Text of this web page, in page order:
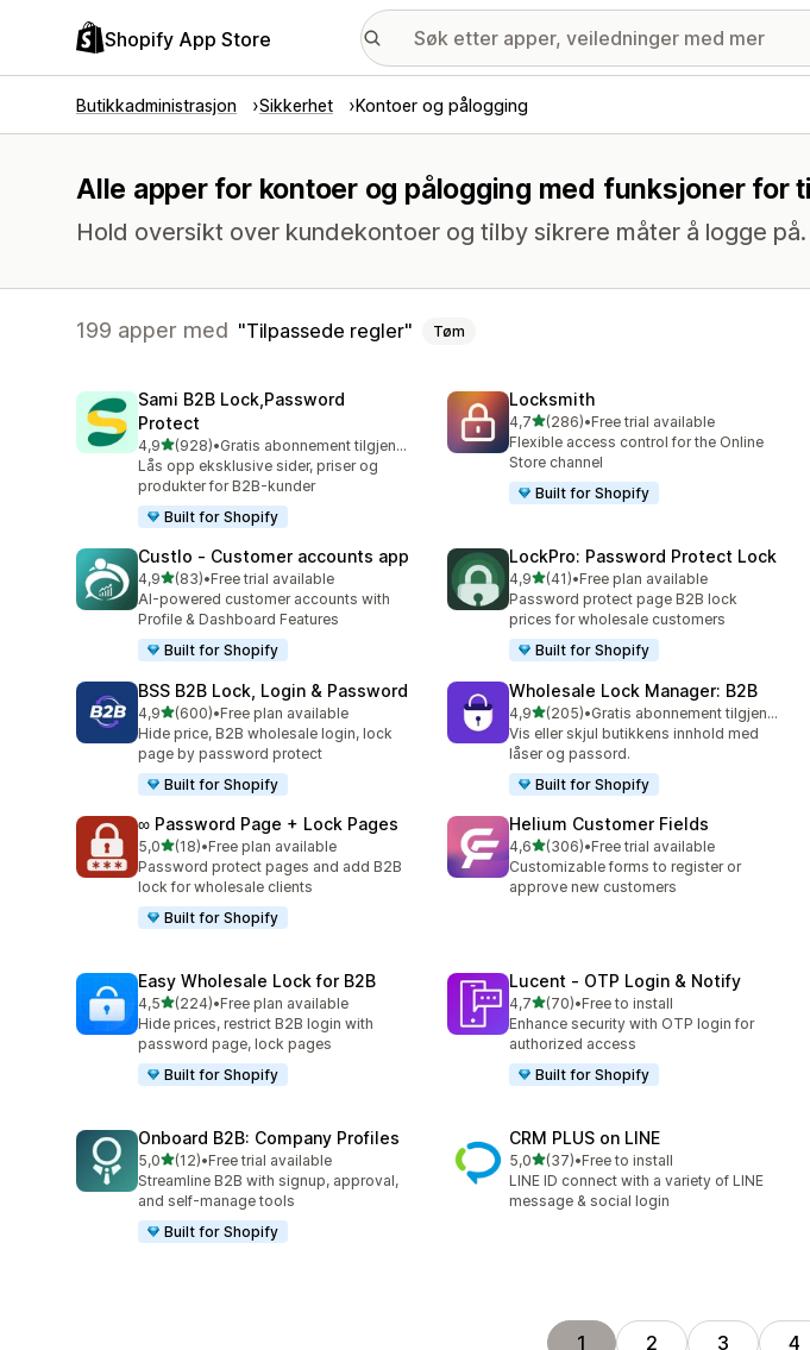
Shopify App Store
Butikkadministrasjon Sikkerhet Kontoer og pålogging
Alle apper for kontoer og pålogging med funksjoner for
Hold oversikt over kundekontoer og tilby sikrere måter å logge på.
199 apper med Tilpassede regler Tøm
Sami B2B Lock,Password
Protect
4,9av 5 stjerner
(928)
Totalt 928 omtaler
•
Gratis abonnement tilgjengelig
Lås opp eksklusive sider, priser og
produkter for B2B-kunder
Built for Shopify
Locksmith
4,7av 5 stjerner
(286)
Totalt 286 omtaler
•Free trial available
Flexible access control for the Online
Store channel
Built for Shopify
Custlo ‑ Customer accounts app
4,9av 5 stjerner
(83)
Totalt 83 omtaler
•Free trial available
AI-powered customer accounts with
Profile & Dashboard Features
Built for Shopify
LockPro: Password Protect Lock
4,9av 5 stjerner
(41)
Totalt 41 omtaler
•Free plan available
Password protect page B2B lock
prices for wholesale customers
Built for Shopify
BSS B2B Lock, Login & Password
4,9av 5 stjerner
(600)
Totalt 600 omtaler
•Free plan available
Hide price, B2B wholesale login, lock
page by password protect
Built for Shopify
Wholesale Lock Manager: B2B
4,9av 5 stjerner
(205)
Totalt 205 omtaler
•
Gratis abonnement tilgjengelig
Vis eller skjul butikkens innhold med
låser og passord.
Built for Shopify
∞ Password Page + Lock Pages
5,0av 5 stjerner
(18)
Totalt 18 omtaler
•Free plan available
Password protect pages and add B2B
lock for wholesale clients
Built for Shopify
Helium Customer Fields
4,6av 5 stjerner
(306)
Totalt 306 omtaler
•Free trial available
Customizable forms to register or
approve new customers
Easy Wholesale Lock for B2B
4,5av 5 stjerner
(224)
Totalt 224 omtaler
•Free plan available
Hide prices, restrict B2B login with
password page, lock pages
Built for Shopify
Lucent ‑ OTP Login & Notify
4,7av 5 stjerner
(70)
Totalt 70 omtaler
•Free to install
Enhance security with OTP login for
authorized access
Built for Shopify
Onboard B2B: Company Profiles
5,0av 5 stjerner
(12)
Totalt 12 omtaler
•Free trial available
Streamline B2B with signup, approval,
and self-manage tools
Built for Shopify
CRM PLUS on LINE
5,0av 5 stjerner
(37)
Totalt 37 omtaler
•Free to install
LINE ID connect with a variety of LINE
message & social login
1 2 3 4